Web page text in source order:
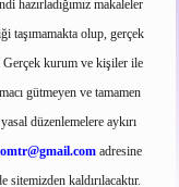
hazırladığımız makaleler
taşımamakta olup, gerçek
Gerçek kurum ve kişiler ile
gütmeyen ve tamamen
düzenlemelere aykırı
adresine
kaldırılacaktır.